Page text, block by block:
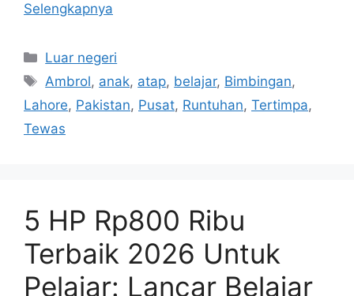
Selengkapnya
Kategori
Luar negeri
Tag
Ambrol, anak, atap, belajar, Bimbingan,
Lahore, Pakistan, Pusat, Runtuhan, Tertimpa,
Tewas
5 HP Rp800 Ribu
Terbaik 2026 Untuk
Pelajar: Lancar Belajar